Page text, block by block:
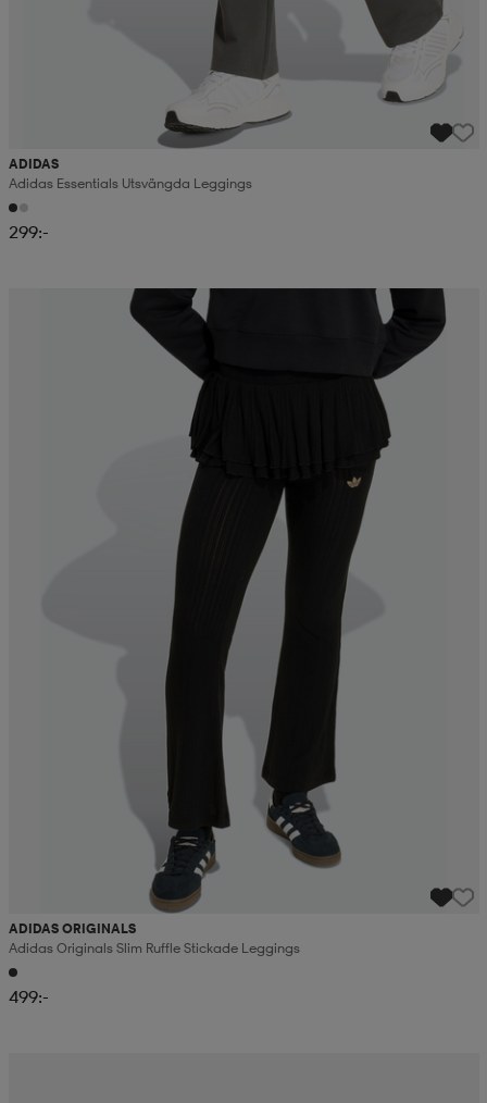
ADIDAS
Adidas Essentials Utsvängda Leggings
299:-
ADIDAS ORIGINALS
Adidas Originals Slim Ruffle Stickade Leggings
499:-